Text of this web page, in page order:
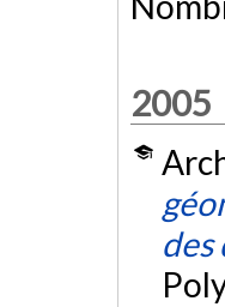
2005